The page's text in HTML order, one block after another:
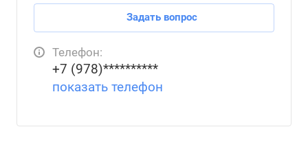
Задать вопрос
Телефон:
+7 (978)**********
показать телефон